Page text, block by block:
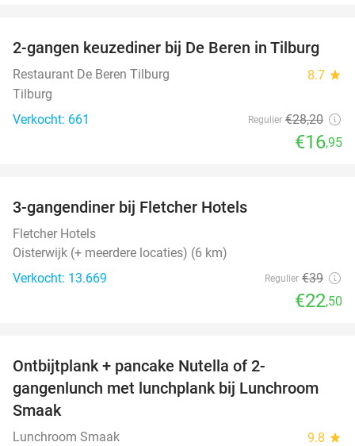
40%
2-gangen keuzediner bij De Beren in Tilburg
Restaurant De Beren Tilburg 8.7 star
Tilburg
Verkocht: 661
Regulier €28,20
€16,95
3-gangendiner bij Fletcher Hotels
Fletcher Hotels
Oisterwijk (+ meerdere locaties) (6 km)
Verkocht: 13.669
Regulier €39
€22,50
Ontbijtplank + pancake Nutella of 2-
gangenlunch met lunchplank bij Lunchroom
Smaak
Lunchroom Smaak 9.8 star